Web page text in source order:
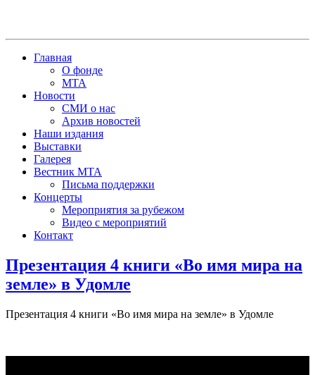
Главная
О фонде
МТА
Новости
СМИ о нас
Архив новостей
Наши издания
Выставки
Галерея
Вестник МТА
Письма поддержки
Концерты
Мероприятия за рубежом
Видео с мероприятий
Контакт
Презентация 4 книги «Во имя мира на
земле» в Удомле
Презентация 4 книги «Во имя мира на земле» в Удомле